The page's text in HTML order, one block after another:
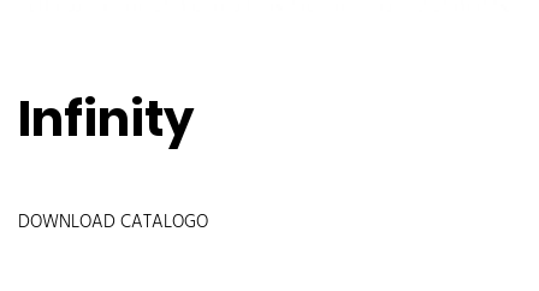
Infinity
DOWNLOAD CATALOGO